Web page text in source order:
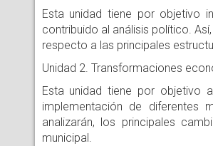
Esta unidad tiene por objetivo
contribuido al análisis político.
respecto a las principales
Unidad 2. Transformaciones
Esta unidad tiene por objetivo
implementación de diferentes
analizarán, los principales
municipal.